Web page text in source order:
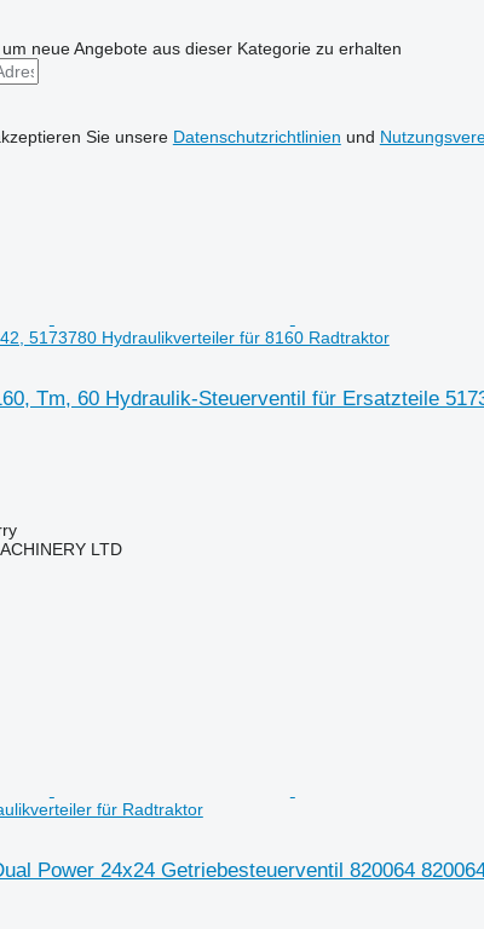
neue Angebote aus dieser Kategorie zu erhalten
Sie unsere Datenschutzrichtlinien und
5173780 Hydraulikverteiler für 8160 Radtraktor
Tm, 60 Hydraulik-Steuerventil für Ersatzteile
LTD
für Radtraktor
Power 24x24 Getriebesteuerventil 820064